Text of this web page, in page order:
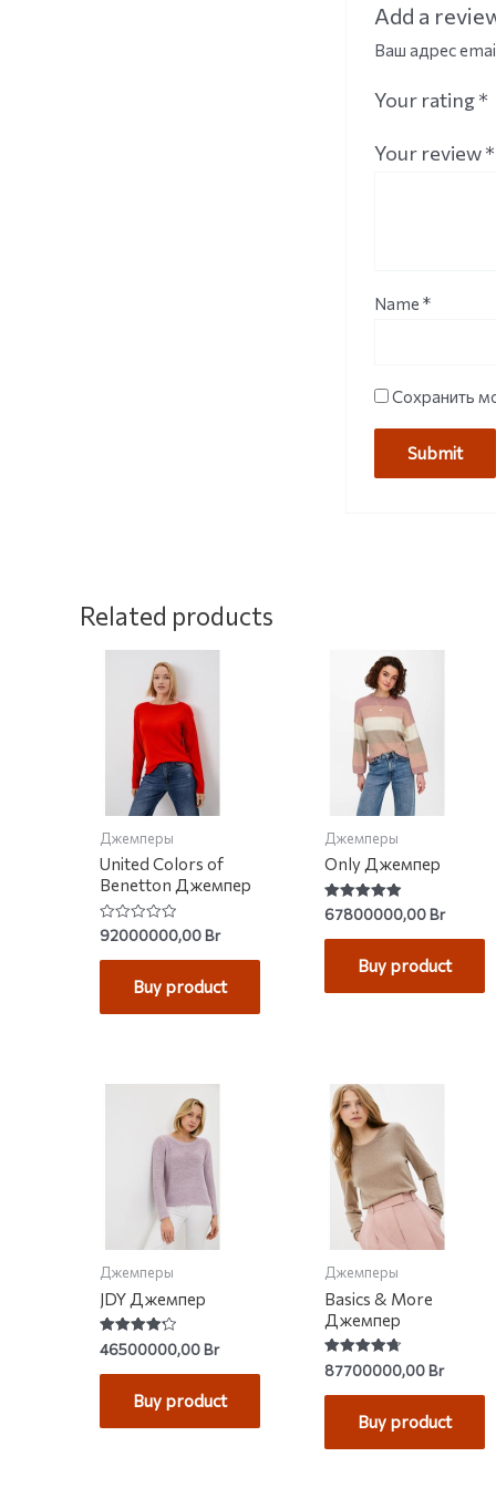
Add a
Ваш адрес
Your rating*
Your review*
Name*
Сохранить
Related products
Джемперы
United Colors of
Benetton Джемпер
Rated
0
out
92000000,00Br
Buy product
Джемперы
Only Джемпер
Rated
4.93
out of 5
67800000,00Br
Buy product
Джемперы
JDY Джемпер
Rated
4.22
out of 5
46500000,00Br
Buy product
Джемперы
Basics & More
Джемпер
Rated
4.75
out of 5
87700000,00Br
Buy product